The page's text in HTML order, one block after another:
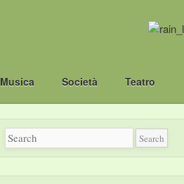
Musica Società Teatro